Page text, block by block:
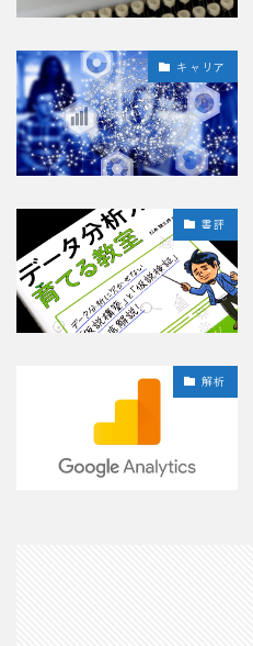
キャリア
書評
解析